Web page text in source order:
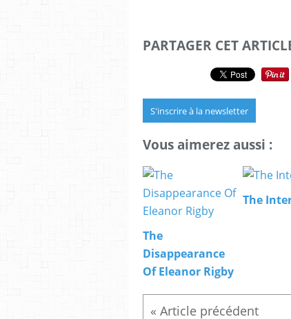
PARTAGER CET
S'inscrire à la newsletter
Vous aimerez aussi :
The
Disappearance
Of Eleanor Rigby
The